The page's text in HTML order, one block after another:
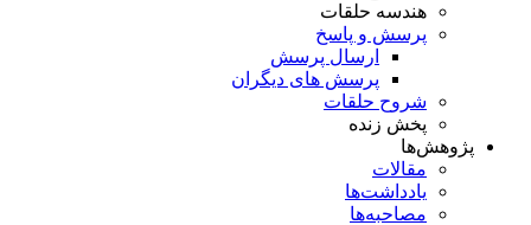
هندسه حلقات
پرسش و پاسخ
ارسال پرسش
پرسش های دیگران
شروح حلقات
پخش زنده
پژوهش‌ها
مقالات
یادداشت‌ها
مصاحبه‌ها